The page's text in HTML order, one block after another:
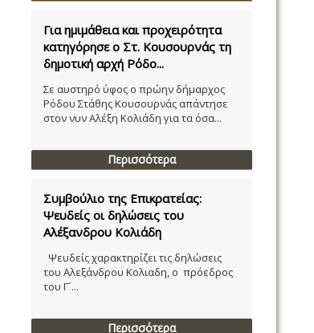
Για ημιμάθεια και προχειρότητα
κατηγόρησε ο Στ. Κουσουρνάς τη
δημοτική αρχή Ρόδο...
Σε αυστηρό ύφος ο πρώην δήμαρχος
Ρόδου Στάθης Κουσουρνάς απάντησε
στον νυν Αλέξη Κολιάδη για τα όσα...
Περισσότερα
Συμβούλιο της Επικρατείας:
Ψευδείς οι δηλώσεις του
Αλέξανδρου Κολιάδη
Ψευδείς χαρακτηρίζει τις δηλώσεις
του Αλεξάνδρου Κολιαδη, ο πρόεδρος
του Γ´...
Περισσότερα